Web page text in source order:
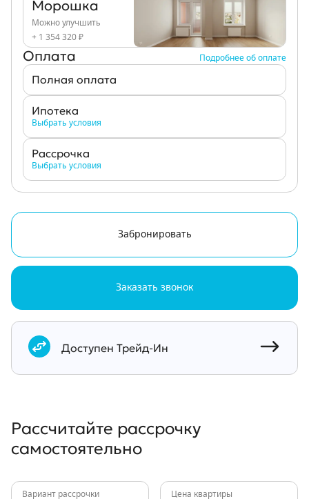
Морошка
Можно улучшить
+ 1 354 320 ₽
Оплата Подробнее об оплате
Полная оплата
Ипотека
Выбрать условия
Рассрочка
Выбрать условия
Забронировать
Заказать звонок
Документы
Доступен Трейд-Ин
Рассчитайте рассрочку
самостоятельно
Вариант рассрочки
Цена квартиры